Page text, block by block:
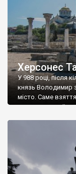
Херсонес
У 988 році, після
князь Володимир
місто. Саме
диктувати свої
Херсонесі
А потім було